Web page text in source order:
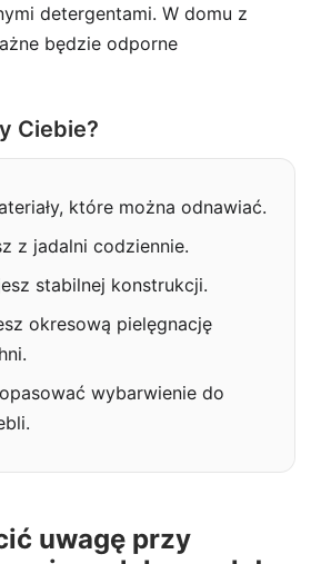
detergentami. W domu z
będzie odporne
Ciebie?
które można odnawiać.
z jadalni codziennie.
stabilnej konstrukcji.
okresową pielęgnację
wybarwienie do
uwagę przy